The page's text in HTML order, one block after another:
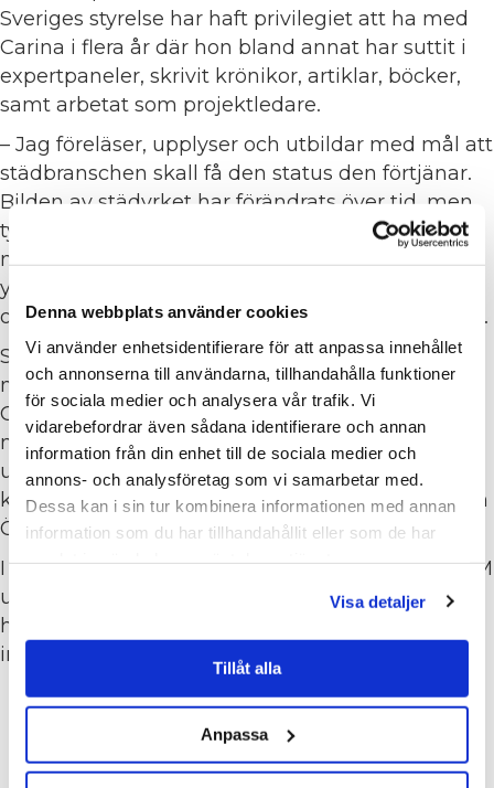
Denna webbplats använder cookies
Vi använder enhetsidentifierare för att anpassa innehållet
och annonserna till användarna, tillhandahålla funktioner
för sociala medier och analysera vår trafik. Vi
vidarebefordrar även sådana identifierare och annan
information från din enhet till de sociala medier och
annons- och analysföretag som vi samarbetar med.
Dessa kan i sin tur kombinera informationen med annan
information som du har tillhandahållit eller som de har
Visa detaljer
Tillåt alla
Anpassa
Sveriges styrelse har haft privilegiet att ha med
Carina i flera år där hon bland annat har suttit i
expertpaneler, skrivit krönikor, artiklar, böcker,
samt arbetat som projektledare.
– Jag föreläser, upplyser och utbildar med mål att
städbranschen skall få den status den förtjänar.
Bilden av städyrket har förändrats över tid, men
tyvärr finns den gamla bilden kvar hos gemene
man. De förutfattade meningar som finns om
yrket är till nackdel för både utförare och kunder
och just den bilden vill jag förändra, säger Carina.
Som målmedveten innovatör, ständigt på gång
med nya projekt och idéer för städbranschen är
Carinas insatser för Städbranschen Sveriges
medlemmar ovärderliga. Carinas
utbildningsbakgrund är bred med en filosofie
kandidatexamen i inom beteendevetenskap från
Örebro universitet i grunden.
I den litteratur som Carina har skrivit har även FM
utbildning på Karlstad universitet, SRY
handledarutbildning, och flertalet utbildningar
inom ledarskap varit till stor nytta.
STYRELSEN